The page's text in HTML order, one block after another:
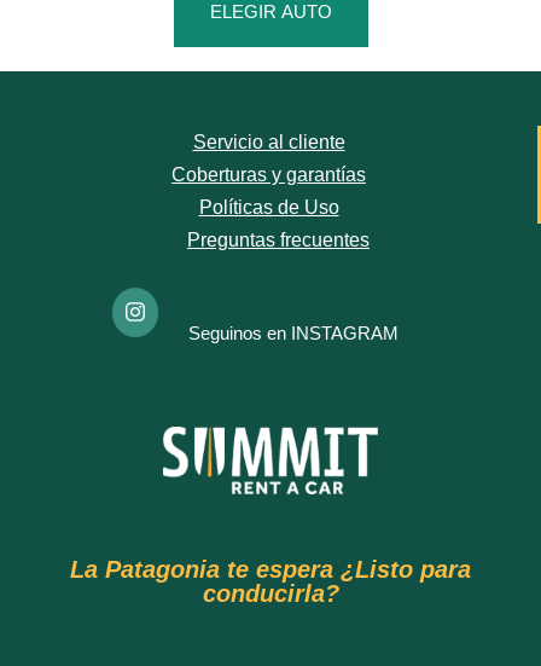
ELEGIR AUTO
Servicio al cliente
Coberturas y garantías
Políticas de Uso
Preguntas frecuentes
Seguinos en INSTAGRAM
La Patagonia te espera ¿Listo para
conducirla?